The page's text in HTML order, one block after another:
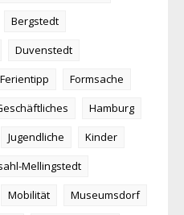
Bergstedt
Duvenstedt
Ferientipp
Formsache
Hamburg
Jugendliche
Kinder
Mellingstedt
Mobilität
Museumsdorf